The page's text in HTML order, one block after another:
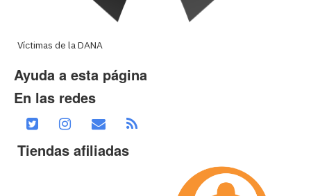
Víctimas de la DANA
Ayuda a esta página
En las redes
Tiendas afiliadas